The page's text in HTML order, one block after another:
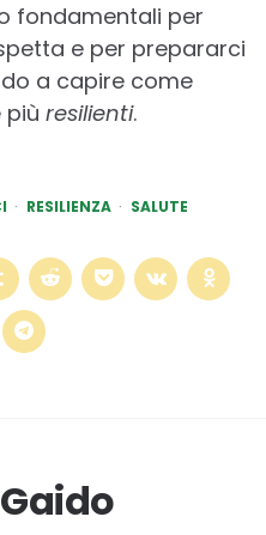
fondamentali per
e per prepararci
a capire come
più resilienti.
RESILIENZA SALUTE